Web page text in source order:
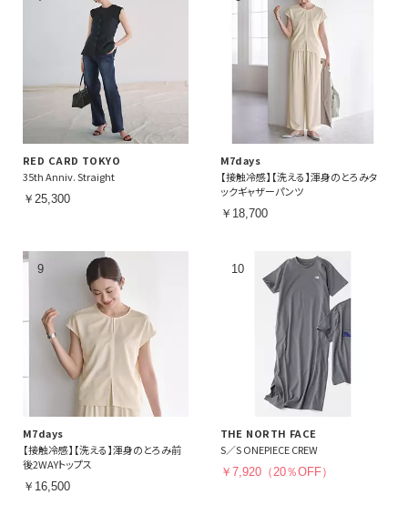
RED CARD TOKYO
35th Anniv. Straight
￥25,300
M7days
【接触冷感】【洗える】渾身のとろみタ
ックギャザーパンツ
￥18,700
M7days
【接触冷感】【洗える】渾身のとろみ前
後2WAYトップス
￥16,500
THE NORTH FACE
S／S ONEPIECE CREW
￥7,920（20％OFF）